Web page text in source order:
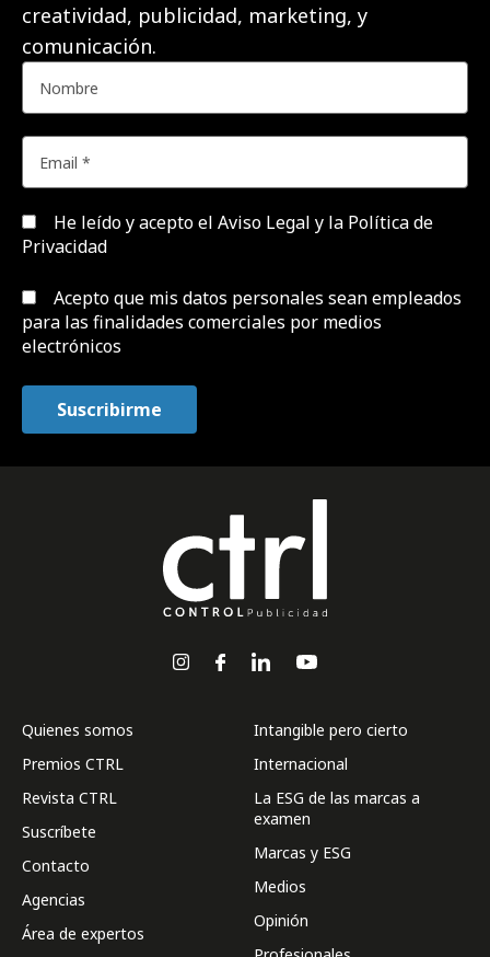
creatividad, publicidad, marketing, y
comunicación.
He leído y acepto el Aviso Legal y la Política de
Privacidad
Acepto que mis datos personales sean empleados
para las finalidades comerciales por medios
electrónicos
Quienes somos
Premios CTRL
Revista CTRL
Suscríbete
Contacto
Agencias
Área de expertos
Intangible pero cierto
Internacional
La ESG de las marcas a
examen
Marcas y ESG
Medios
Opinión